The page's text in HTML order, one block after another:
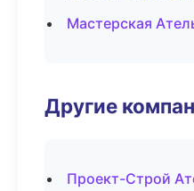
Мастерская
Другие
Проект-Строй